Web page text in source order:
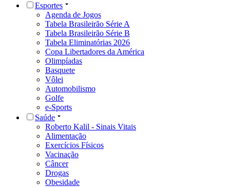
Esportes
Agenda de Jogos
Tabela Brasileirão Série A
Tabela Brasileirão Série B
Tabela Eliminatórias 2026
Copa Libertadores da América
Olimpíadas
Basquete
Vôlei
Automobilismo
Golfe
e-Sports
Saúde
Roberto Kalil - Sinais Vitais
Alimentação
Exercícios Físicos
Vacinação
Câncer
Drogas
Obesidade